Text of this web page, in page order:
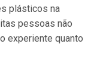
plásticos na
pessoas não
experiente quanto